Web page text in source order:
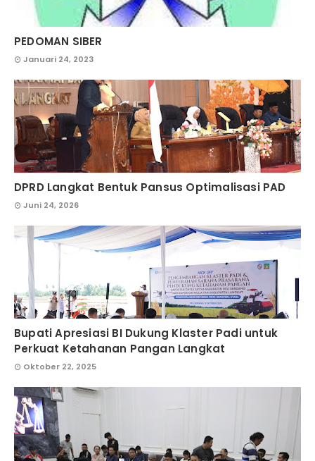
PEDOMAN SIBER
Januari 24, 2023
DPRD Langkat Bentuk Pansus Optimalisasi PAD
Juni 24, 2026
Bupati Apresiasi BI Dukung Klaster Padi untuk
Perkuat Ketahanan Pangan Langkat
Oktober 22, 2025